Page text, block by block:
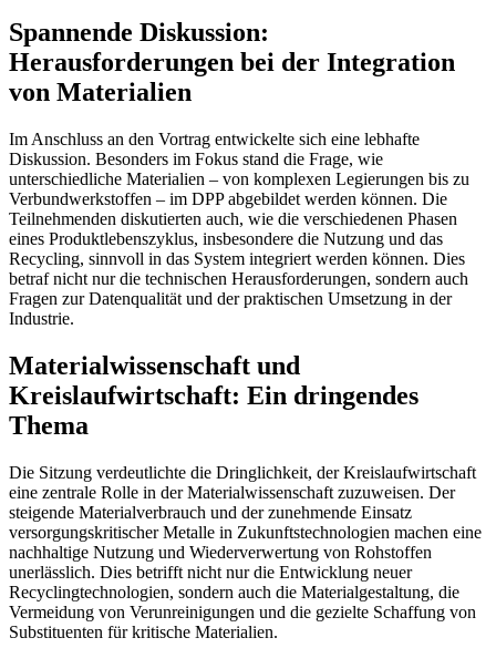
Spannende Diskussion:
Herausforderungen bei der Integration
von Materialien
Im Anschluss an den Vortrag entwickelte sich eine lebhafte
Diskussion. Besonders im Fokus stand die Frage, wie
unterschiedliche Materialien – von komplexen Legierungen bis zu
Verbundwerkstoffen – im DPP abgebildet werden können. Die
Teilnehmenden diskutierten auch, wie die verschiedenen Phasen
eines Produktlebenszyklus, insbesondere die Nutzung und das
Recycling, sinnvoll in das System integriert werden können. Dies
betraf nicht nur die technischen Herausforderungen, sondern auch
Fragen zur Datenqualität und der praktischen Umsetzung in der
Industrie.
Materialwissenschaft und
Kreislaufwirtschaft: Ein dringendes
Thema
Die Sitzung verdeutlichte die Dringlichkeit, der Kreislaufwirtschaft
eine zentrale Rolle in der Materialwissenschaft zuzuweisen. Der
steigende Materialverbrauch und der zunehmende Einsatz
versorgungskritischer Metalle in Zukunftstechnologien machen eine
nachhaltige Nutzung und Wiederverwertung von Rohstoffen
unerlässlich. Dies betrifft nicht nur die Entwicklung neuer
Recyclingtechnologien, sondern auch die Materialgestaltung, die
Vermeidung von Verunreinigungen und die gezielte Schaffung von
Substituenten für kritische Materialien.